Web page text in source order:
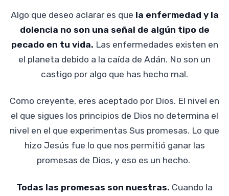
Algo que deseo aclarar es que la enfermedad y la
dolencia no son una señal de algún tipo de
pecado en tu vida. Las enfermedades existen en
el planeta debido a la caída de Adán. No son un
castigo por algo que has hecho mal.
Como creyente, eres aceptado por Dios. El nivel en
el que sigues los principios de Dios no determina el
nivel en el que experimentas Sus promesas. Lo que
hizo Jesús fue lo que nos permitió ganar las
promesas de Dios, y eso es un hecho.
Todas las promesas son nuestras. Cuando la